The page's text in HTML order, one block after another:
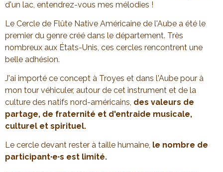
d'un lac, entendrez-vous mes mélodies !
Le Cercle de Flûte Native Américaine de l'Aube a été le
premier du genre créé dans le département. Très
nombreux aux États-Unis, ces cercles rencontrent une
belle adhésion.
J'ai importé ce concept à Troyes et dans l'Aube pour à
mon tour véhiculer, autour de cet instrument et de la
culture des natifs nord-américains, des valeurs de
partage, de fraternité et d'entraide musicale,
culturel et spirituel.
Le cercle devant rester à taille humaine, le nombre de
participant·e·s est limité.